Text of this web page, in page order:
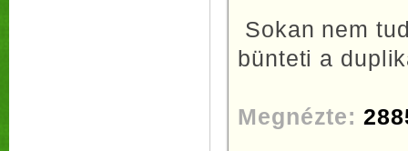
Sokan nem
bünteti a
Megnézte: